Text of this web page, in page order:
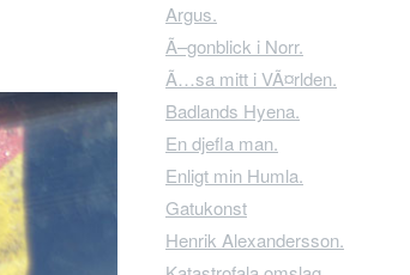
Argus.
Ã–gonblick i Norr.
Ã…sa mitt i VÃ¤rlden.
Badlands Hyena.
En djefla man.
Enligt min Humla.
Gatukonst
Henrik Alexandersson.